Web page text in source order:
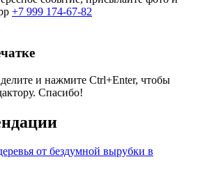
+7 999 174-67-82
и нажмите Ctrl+Enter, чтобы
Спасибо!